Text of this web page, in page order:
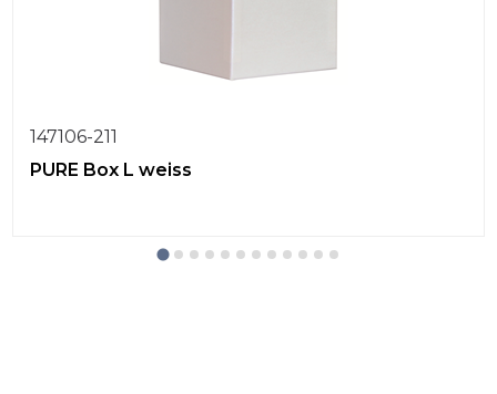
147106-211
PURE Box L weiss